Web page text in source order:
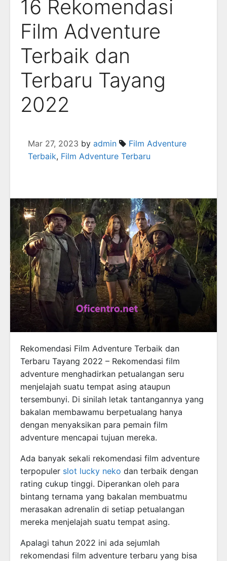
16 Rekomendasi
Film Adventure
Terbaik dan
Terbaru Tayang
2022
Mar 27, 2023 by admin
Film Adventure
Terbaik, Film Adventure Terbaru
Rekomendasi Film Adventure Terbaik dan
Terbaru Tayang 2022 – Rekomendasi film
adventure menghadirkan petualangan seru
menjelajah suatu tempat asing ataupun
tersembunyi. Di sinilah letak tantangannya yang
bakalan membawamu berpetualang hanya
dengan menyaksikan para pemain film
adventure mencapai tujuan mereka.
Ada banyak sekali rekomendasi film adventure
terpopuler slot lucky neko dan terbaik dengan
rating cukup tinggi. Diperankan oleh para
bintang ternama yang bakalan membuatmu
merasakan adrenalin di setiap petualangan
mereka menjelajah suatu tempat asing.
Apalagi tahun 2022 ini ada sejumlah
rekomendasi film adventure terbaru yang bisa